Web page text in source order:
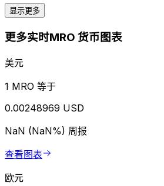
显示更多
更多实时MRO 货币图表
美元
1 MRO 等于
0.00248969 USD
NaN (NaN%) 周报
查看图表
欧元